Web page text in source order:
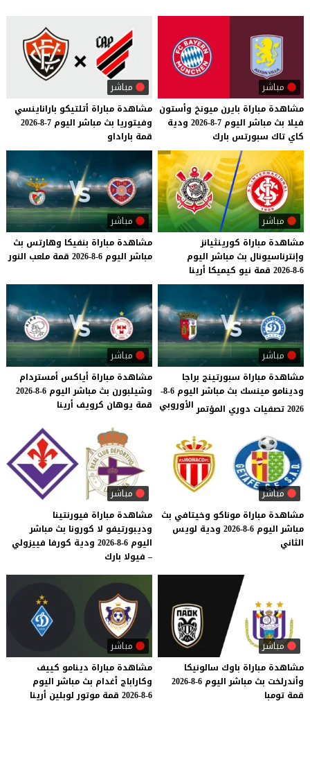
مباشر
مشاهدة مباراة بايرن ميونخ وأستون
فيلا بث مباشر اليوم 7-8-2026
ودية
كاي تاك سبورتس بارك
مباشر
مشاهدة مباراة أتلتيكو باراناينسي
وفيتوريا بث مباشر اليوم 7-8-2026
قمة باراداو
مباشر
مشاهدة مباراة كورينثيانز
وإنترناسيونال بث مباشر اليوم
6-8-2026
قمة نيو كيميكا أرينا
مباشر
مشاهدة مباراة بنفيكا وهارتس بث
مباشر اليوم 6-8-2026 قمة ملعب النور
مباشر
مشاهدة مباراة سبورتينج براجا
ودينامو مينسك بث مباشر اليوم 6-8-
2026 تصفيات دوري المؤتمر
الأوروبي
مباشر
مشاهدة مباراة أياكس أمستردام
وشيلبورن بث مباشر اليوم 6-8-2026
قمة يوهان كرويف أرينا
مباشر
مشاهدة مباراة موناكو وخيتافي بث
مباشر اليوم 6-8-2026 ودية لويس
الثاني
مباشر
مشاهدة مباراة فيورنتينا
وديبورتيفو لا كورونا بث مباشر
اليوم 6-8-2026 ودية كورفا فييزولي
– فيولا بارك
مباشر
مشاهدة مباراة باوك سالونيكا
وأندرلخت بث مباشر اليوم 6-8-2026
قمة تومبا
مباشر
مشاهدة مباراة دينامو كييف
وكاراباج أغدام بث مباشر اليوم
6-8-2026
قمة موتور لوبلين أرينا